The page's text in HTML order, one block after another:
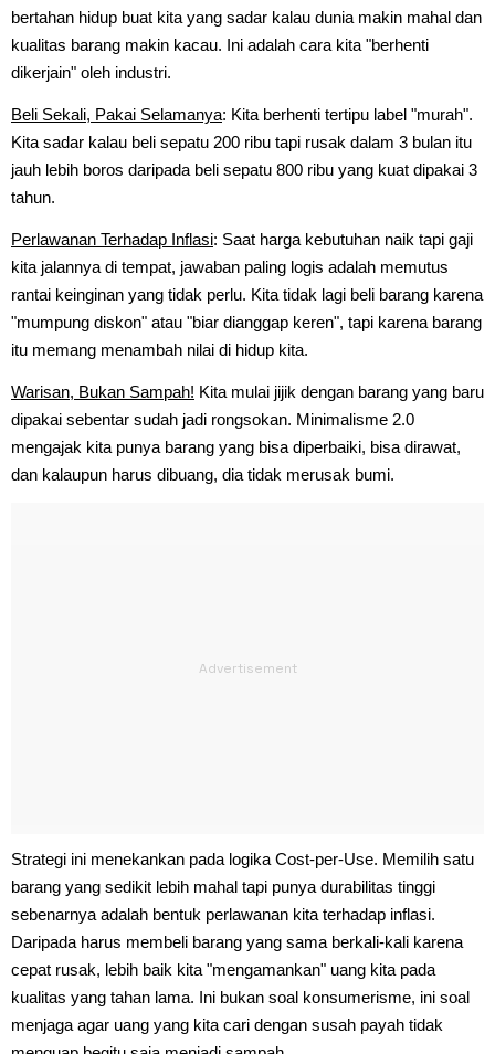
bertahan hidup buat kita yang sadar kalau dunia makin mahal dan
kualitas barang makin kacau. Ini adalah cara kita "berhenti
dikerjain" oleh industri.
Beli Sekali, Pakai Selamanya: Kita berhenti tertipu label "murah".
Kita sadar kalau beli sepatu 200 ribu tapi rusak dalam 3 bulan itu
jauh lebih boros daripada beli sepatu 800 ribu yang kuat dipakai 3
tahun.
Perlawanan Terhadap Inflasi: Saat harga kebutuhan naik tapi gaji
kita jalannya di tempat, jawaban paling logis adalah memutus
rantai keinginan yang tidak perlu. Kita tidak lagi beli barang karena
"mumpung diskon" atau "biar dianggap keren", tapi karena barang
itu memang menambah nilai di hidup kita.
Warisan, Bukan Sampah! Kita mulai jijik dengan barang yang baru
dipakai sebentar sudah jadi rongsokan. Minimalisme 2.0
mengajak kita punya barang yang bisa diperbaiki, bisa dirawat,
dan kalaupun harus dibuang, dia tidak merusak bumi.
Strategi ini menekankan pada logika Cost-per-Use. Memilih satu
barang yang sedikit lebih mahal tapi punya durabilitas tinggi
sebenarnya adalah bentuk perlawanan kita terhadap inflasi.
Daripada harus membeli barang yang sama berkali-kali karena
cepat rusak, lebih baik kita "mengamankan" uang kita pada
kualitas yang tahan lama. Ini bukan soal konsumerisme, ini soal
menjaga agar uang yang kita cari dengan susah payah tidak